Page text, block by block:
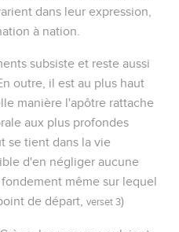
dans leur expression,
à nation.
subsiste et reste aussi
outre, il est au plus haut
manière l'apôtre rattache
aux plus profondes
se tient dans la vie
d'en négliger aucune
même sur lequel
de départ,
verset 3)